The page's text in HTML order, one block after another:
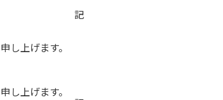
記
し上げます。
し上げます。